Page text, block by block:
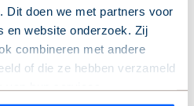
Dit doen we met partners voor
en website onderzoek. Zij
combineren met andere
of die ze hebben verzameld
kan ook weer goed